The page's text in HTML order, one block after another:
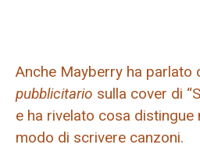
Anche Mayberry ha parlato
pubblicitario sulla cover di
e ha rivelato cosa distingue
modo di scrivere canzoni.